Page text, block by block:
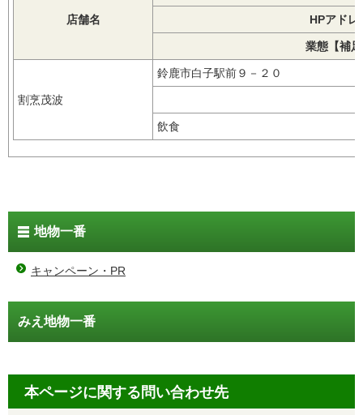
店舗名 HPアドレ
業態【補
割烹茂波
鈴鹿市白子駅前９－２０
飲食
地物一番
キャンペーン・PR
みえ地物一番
本ページに関する問い合わせ先